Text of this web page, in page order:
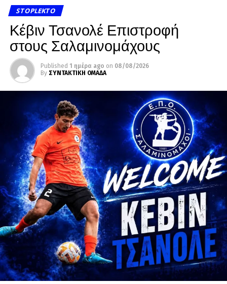
STOPLEKTO
Κέβιν Τσανολέ Επιστροφή
στους Σαλαμινομάχους
Published 1 ημέρα ago on 08/08/2026
By ΣΥΝΤΑΚΤΙΚΗ ΟΜΑΔΑ